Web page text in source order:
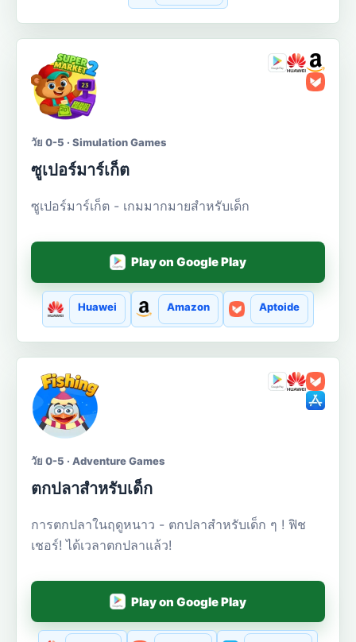
วัย 0-5 · Simulation Games
ซูเปอร์มาร์เก็ต
ซูเปอร์มาร์เก็ต - เกมมากมายสำหรับเด็ก
Play on Google Play
Huawei Amazon Aptoide
วัย 0-5 · Adventure Games
ตกปลาสำหรับเด็ก
การตกปลาในฤดูหนาว - ตกปลาสำหรับเด็ก ๆ ! ฟิช
เชอร์! ได้เวลาตกปลาแล้ว!
Play on Google Play